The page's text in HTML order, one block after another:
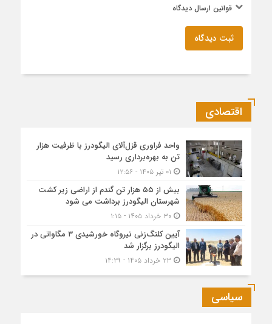
قوانین ارسال دیدگاه
ثبت دیدگاه
اقتصادی
واحد فراوری قزل‌آلای الیگودرز با ظرفیت هزار
تن به بهره‌برداری رسید
بیش از ۵۵ هزار تن گندم از اراضی زیر کشت
شهرستان الیگودرز برداشت می شود
۳۰ خرداد ۱۴۰۵ - ۱:۱۵
آیین کلنگ‌زنی نیروگاه خورشیدی ۳ مگاواتی در
الیگودرز برگزار شد
سیاسی